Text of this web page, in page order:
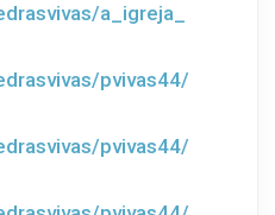
a_igreja_
pvivas44/
pvivas44/